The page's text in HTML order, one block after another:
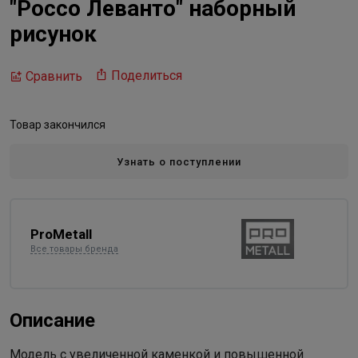
"Россо Леванто" наборный
рисунок
Сравнить Поделиться
Товар закончился
Узнать о поступлении
ProMetall
Все товары бренда
Описание
Модель с увеличенной каменкой и повышенной